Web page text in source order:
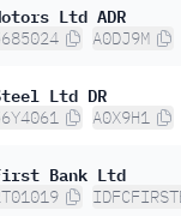
Ltd ADR
A0DJ9M
Ltd DR
A0X9H1
Bank Ltd